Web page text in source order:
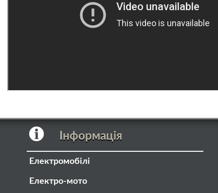
Інформація
Електромобілі
Електро-мото